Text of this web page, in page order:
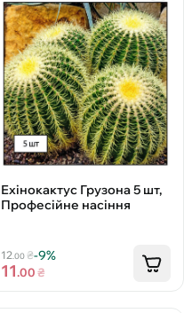
Ехінокактус Грузона 5 шт,
Професійне насіння
12.00 ₴-9%
11.00₴